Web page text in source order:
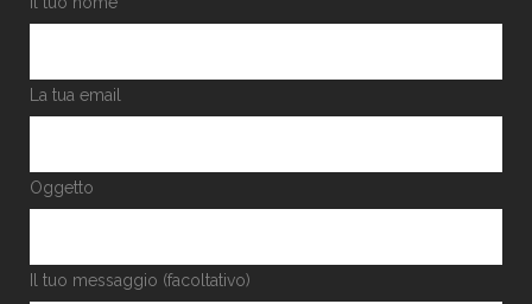
La tua email
Oggetto
Il tuo messaggio (facoltativo)